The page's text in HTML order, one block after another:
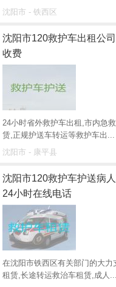
沈阳市 - 铁西区
沈阳市120救护车出租公
收费
24小时省外救护车出租,市内急
赁,正规护送车转运等救护车出...
沈阳市 - 康平县
沈阳市120救护车护送病
24小时在线电话
在沈阳市铁西区有关部门的大
租赁,长途转运救治车租赁,成人...